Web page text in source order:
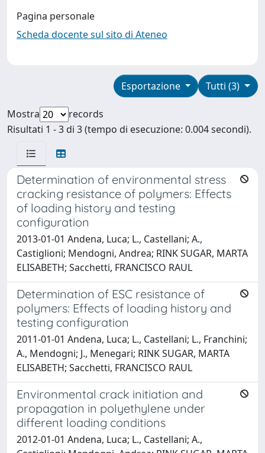
Pagina personale
Scheda docente sul sito di Ateneo
Tutti (3)
Esportazione
Mostra
records
Risultati 1 - 3 di 3 (tempo di esecuzione: 0.004 secondi).
Determination of environmental stress
cracking resistance of polymers: Effects
of loading history and testing
configuration
2013-01-01 Andena, Luca; L., Castellani; A.,
Castiglioni; Mendogni, Andrea; RINK SUGAR, MARTA
ELISABETH; Sacchetti, FRANCISCO RAUL
Determination of ESC resistance of
polymers: Effects of loading history and
testing configuration
2011-01-01 Andena, Luca; L., Castellani; L., Franchini;
A., Mendogni; J., Menegari; RINK SUGAR, MARTA
ELISABETH; Sacchetti, FRANCISCO RAUL
Environmental crack initiation and
propagation in polyethylene under
different loading conditions
2012-01-01 Andena, Luca; L., Castellani; A.,